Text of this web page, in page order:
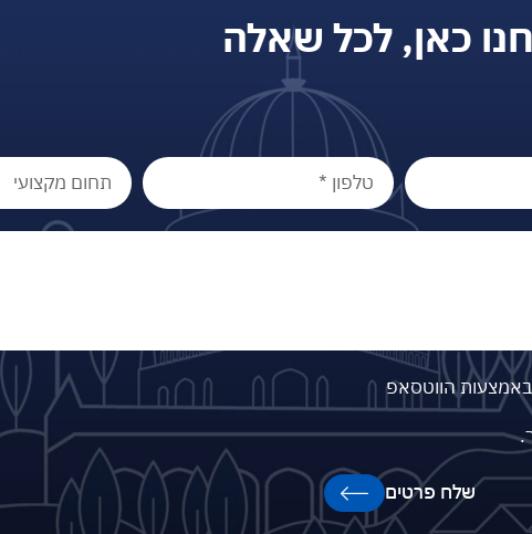
כאן, לכל שאלה
באמצעות הווטסאפ
שלח פרטים